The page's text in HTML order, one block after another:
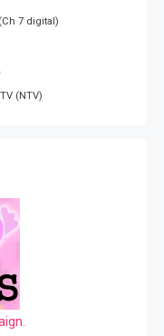
7 digital)
(NTV)